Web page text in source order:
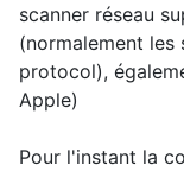
scanner réseau
(normalement les
protocol),
Apple)
Pour l'instant la